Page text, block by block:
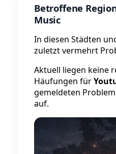
Betroffene
Music
In diesen Städten
zuletzt vermehrt
Aktuell liegen keine
Häufungen für
gemeldeten
auf.